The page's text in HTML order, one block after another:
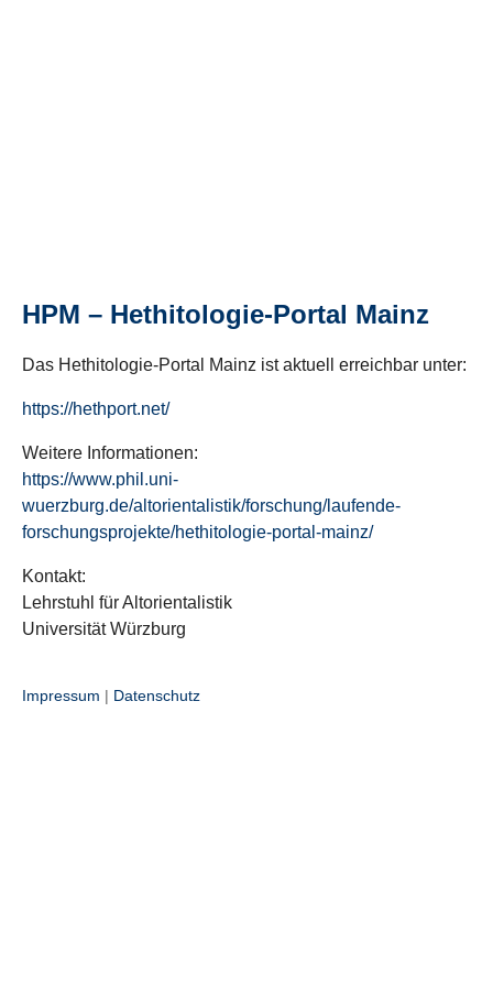
HPM – Hethitologie-Portal Mainz
Das Hethitologie-Portal Mainz ist aktuell erreichbar unter:
https://hethport.net/
Weitere Informationen:
https://www.phil.uni-
wuerzburg.de/altorientalistik/forschung/laufende-
forschungsprojekte/hethitologie-portal-mainz/
Kontakt:
Lehrstuhl für Altorientalistik
Universität Würzburg
Impressum | Datenschutz